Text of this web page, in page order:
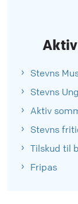
Stevns
Stevns
Aktiv
Stevns
Tilskud til
Fripas